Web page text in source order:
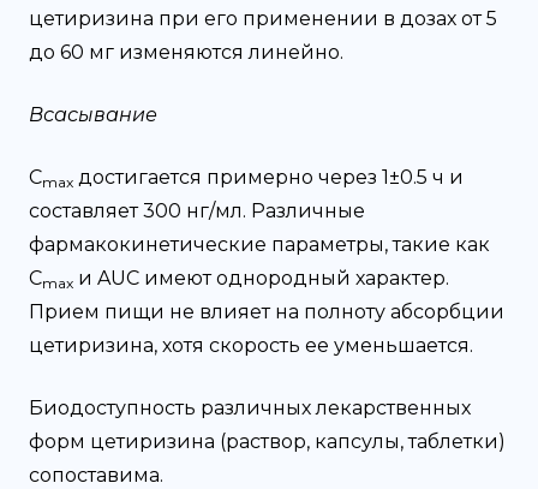
цетиризина при его применении в дозах от 5
до 60 мг изменяются линейно.
Всасывание
Cmax достигается примерно через 1±0.5 ч и
составляет 300 нг/мл. Различные
фармакокинетические параметры, такие как
Cmax и AUC имеют однородный характер.
Прием пищи не влияет на полноту абсорбции
цетиризина, хотя скорость ее уменьшается.
Биодоступность различных лекарственных
форм цетиризина (раствор, капсулы, таблетки)
сопоставима.